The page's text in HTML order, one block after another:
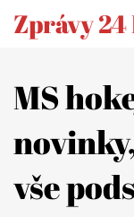
Zprávy
MS
vše